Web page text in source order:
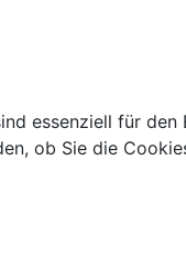
essenziell für
ob Sie die